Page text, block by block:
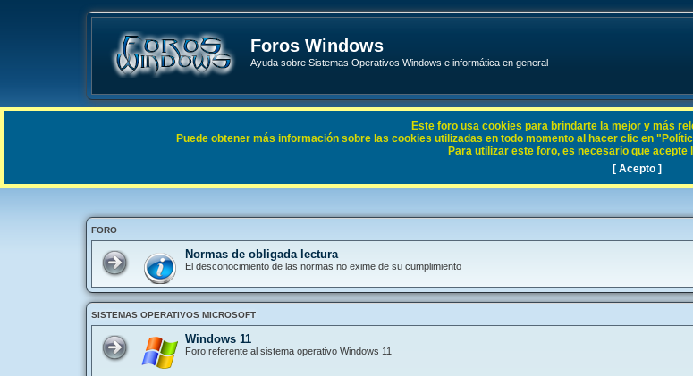
Foros Windows
Ayuda sobre Sistemas Operativos Windows e informática en general
Enlaces rápidos FAQ
FORO
Normas de obligada lectura
El desconocimiento de las normas no exime de su cumplimiento
SISTEMAS OPERATIVOS MICROSOFT
Windows 11
Foro referente al sistema operativo Windows 11
Este foro usa cookies para brindarte la mejor y más
Puede obtener más información sobre las cookies utilizadas en todo momento al hacer clic en
Para utilizar este foro, es necesario que acepte
[ Acepto ]